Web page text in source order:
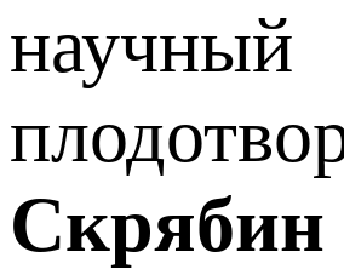
Скрябин